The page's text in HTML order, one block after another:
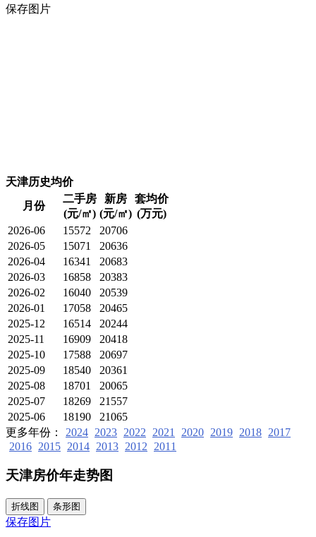
保存图片
天津历史均价
月份
二手房
(元/㎡)
新房
(元/㎡)
套均价
(万元)
2026-06
15572
20706
2026-05
15071
20636
2026-04
16341
20683
2026-03
16858
20383
2026-02
16040
20539
2026-01
17058
20465
2025-12
16514
20244
2025-11
16909
20418
2025-10
17588
20697
2025-09
18540
20361
2025-08
18701
20065
2025-07
18269
21557
2025-06
18190
21065
更多年份：
2024 2023 2022 2021 2020 2019 2018 2017
2016 2015 2014 2013 2012 2011
天津房价年走势图
折线图 条形图
保存图片